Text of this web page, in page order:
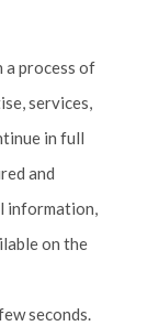
a process of
services,
in full
and
information,
on the
seconds.